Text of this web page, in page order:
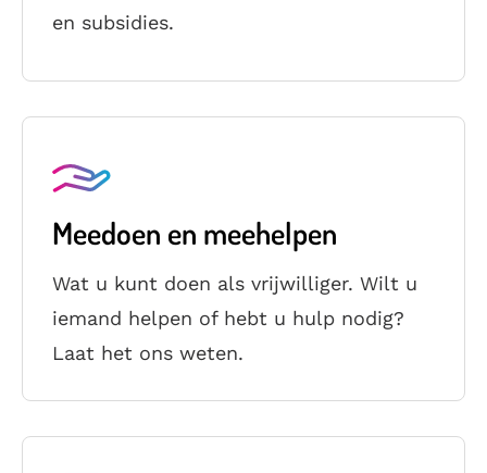
en subsidies.
Meedoen en meehelpen
Wat u kunt doen als vrijwilliger. Wilt u
iemand helpen of hebt u hulp nodig?
Laat het ons weten.